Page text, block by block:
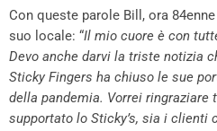
Con queste parole Bill, ora
suo locale: “Il mio cuore è con
Devo anche darvi la triste notizia
Sticky Fingers ha chiuso le sue
della pandemia. Vorrei ringraziare
supportato lo Sticky’s, sia i clienti